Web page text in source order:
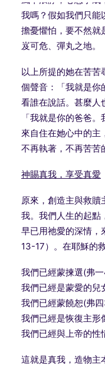
我嗎？假如我們只能
擔憂懼怕，要不然就
岌可危、彈丸之地。
以上所提的她在苦苦
個聲音：「我就是你
看誰在說話。甚麼人
「我就是你的爸爸
來自住在她心中的主
不再執著，不再苦苦
神賜真我，享受真愛
原來，創造主與救贖
我。我們人生的起點
早已用祂愛的深情，
13-17）。在耶穌的
我們已經蒙揀選(弗一
我們已經是蒙愛的兒
我們已經蒙饒恕(弗四
我們已經是恢復主形
我們已經與上帝的性
這就是真我，造物主